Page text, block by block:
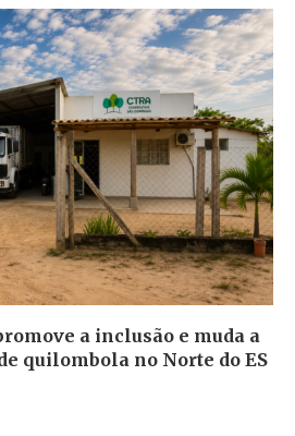
a inclusão e muda a
quilombola no Norte do ES